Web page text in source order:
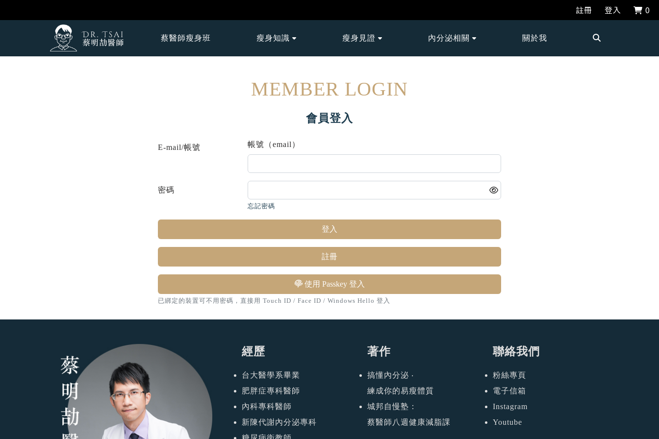
註冊 登入 0
蔡醫師瘦身班 瘦身知識 瘦身見證 內分泌相關 關於我
MEMBER LOGIN
會員登入
E-mail/帳號 帳號（email）
密碼
忘記密碼
登入
註冊
使用 Passkey 登入
已綁定的裝置可不用密碼，直接用 Touch ID / Face ID / Windows Hello 登入
經歷
台大醫學系畢業
肥胖症專科醫師
內科專科醫師
新陳代謝內分泌專科
著作
搞懂內分泌 ‧
練成你的易瘦體質
城邦自慢塾：
蔡醫師八週健康減脂課
聯絡我們
粉絲專頁
電子信箱
Instagram
Youtube